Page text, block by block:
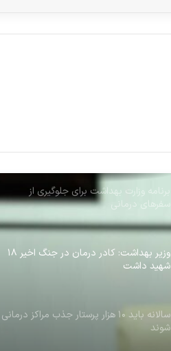
برنامه وزارت بهداشت برای جلوگیری از
سفرهای درمانی
وزیر بهداشت: کادر درمان در جنگ اخیر ۱۸
شهید داشت
سالانه باید ۱۰ هزار پرستار جذب مراکز درمانی
شوند